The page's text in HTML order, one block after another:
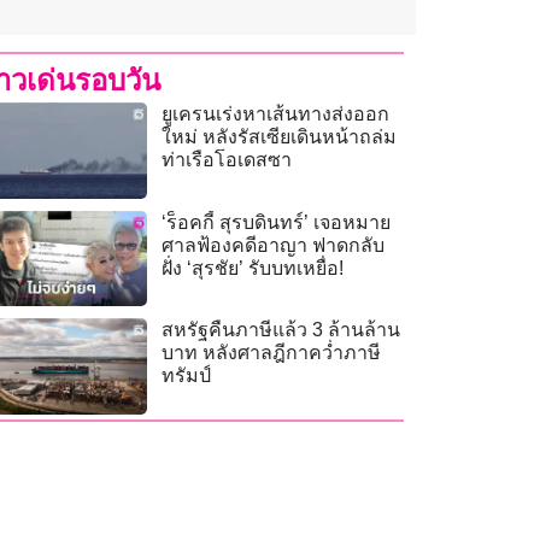
วเด่นรอบวัน
ยูเครนเร่งหาเส้นทางส่งออก
ใหม่ หลังรัสเซียเดินหน้าถล่ม
ท่าเรือโอเดสซา
‘ร็อคกี้ สุรบดินทร์’ เจอหมาย
ศาลฟ้องคดีอาญา ฟาดกลับ
ฝั่ง ‘สุรชัย’ รับบทเหยื่อ!
สหรัฐคืนภาษีแล้ว 3 ล้านล้าน
บาท หลังศาลฎีกาคว่ำภาษี
ทรัมป์